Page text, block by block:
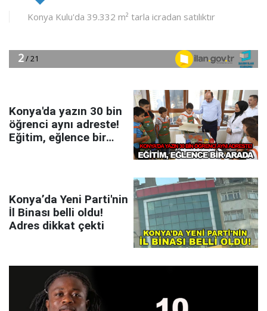
Konya'da yazın 30 bin
öğrenci aynı adreste!
Eğitim, eğlence bir
Konya’da Yeni Parti'nin
İl Binası belli oldu!
Adres dikkat çekti